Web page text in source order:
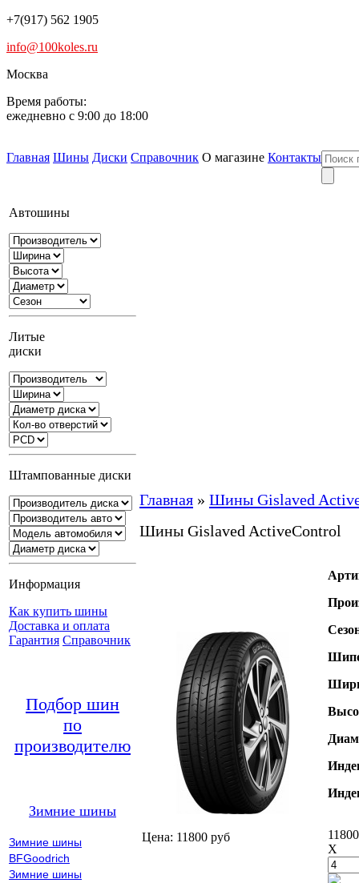
+7(917) 562 1905
info@100koles.ru
Москва
Время работы:
ежедневно с 9:00 до 18:00
Главная Шины Диски Справочник О магазине Контакты
Автошины
Литые
диски
Штампованные диски
Информация
Как купить шины
Доставка и оплата
Гарантия Справочник
Подбор шин
по
производителю
Зимние шины
Зимние шины
BFGoodrich
Зимние шины
Главная » Шины Gislaved
Шины Gislaved ActiveControl
Цена: 11800 руб
X